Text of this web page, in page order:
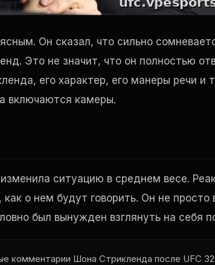
Он сказал, что сильно
Это не значит, что он полностью
его характер, его манеры речи и
включаются камеры.
ситуацию в среднем весе.
о нем будут говорить. Он не просто
был вынужден взглянуть на себя
комментарии Шона Стрикленда после UFC